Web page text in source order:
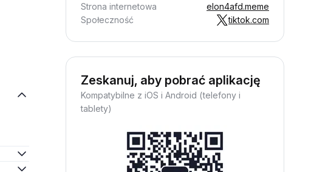
Strona internetowa
elon4afd.meme
Społeczność
tiktok.com
Zeskanuj, aby pobrać aplikację
Kompatybilne z iOS i Android (telefony i
tablety)